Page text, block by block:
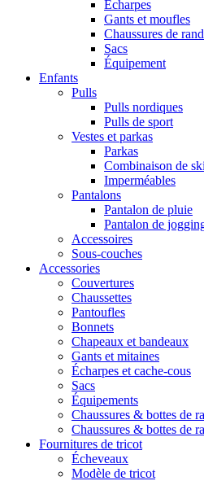
Écharpes
Gants et moufles
Chaussures de
Sacs
Équipement
Enfants
Pulls
Pulls nordiques
Pulls de sport
Vestes et parkas
Parkas
Combinaison de ski
Imperméables
Pantalons
Pantalon de pluie
Pantalon de
Accessoires
Sous-couches
Accessories
Couvertures
Chaussettes
Pantoufles
Bonnets
Chapeaux et bandeaux
Gants et mitaines
Écharpes et cache-cous
Sacs
Équipements
Chaussures & bottes de
Chaussures & bottes de
Fournitures de tricot
Écheveaux
Modèle de tricot